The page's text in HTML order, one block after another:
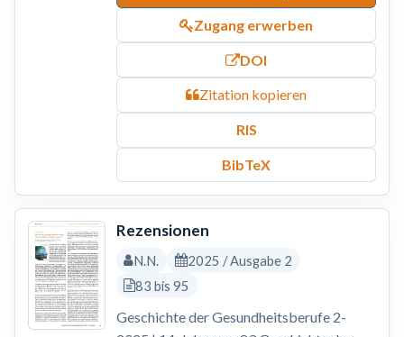
Zugang erwerben
DOI
Zitation kopieren
RIS
BibTeX
Rezensionen
N.N.
2025 / Ausgabe 2
83 bis 95
Geschichte der Gesundheitsberufe 2-